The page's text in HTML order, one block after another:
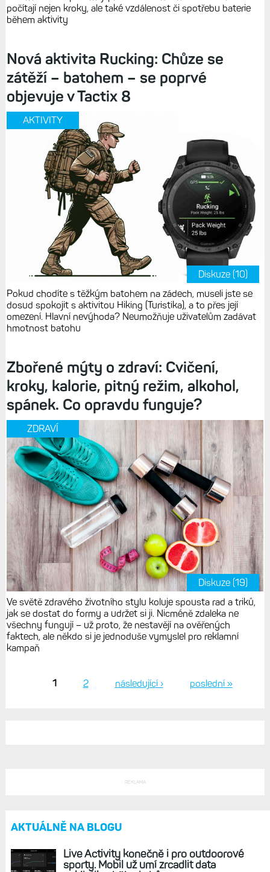
počítají nejen kroky, ale také vzdálenost či spotřebu baterie
během aktivity
Nová aktivita Rucking: Chůze se
zátěží – batohem – se poprvé
objevuje v Tactix 8
AKTIVITY
Diskuze (10)
Pokud chodíte s těžkým batohem na zádech, museli jste se
dosud spokojit s aktivitou Hiking (Turistika), a to přes její
omezení. Hlavní nevýhoda? Neumožňuje uživatelům zadávat
hmotnost batohu
Zbořené mýty o zdraví: Cvičení,
kroky, kalorie, pitný režim, alkohol,
spánek. Co opravdu funguje?
ZDRAVÍ
Diskuze (19)
Ve světě zdravého životního stylu koluje spousta rad a triků,
jak se dostat do formy a udržet si ji. Nicméně zdaleka ne
všechny fungují – už proto, že nestavějí na ověřených
faktech, ale někdo si je jednoduše vymyslel pro reklamní
kampaň
1 2 následující › poslední »